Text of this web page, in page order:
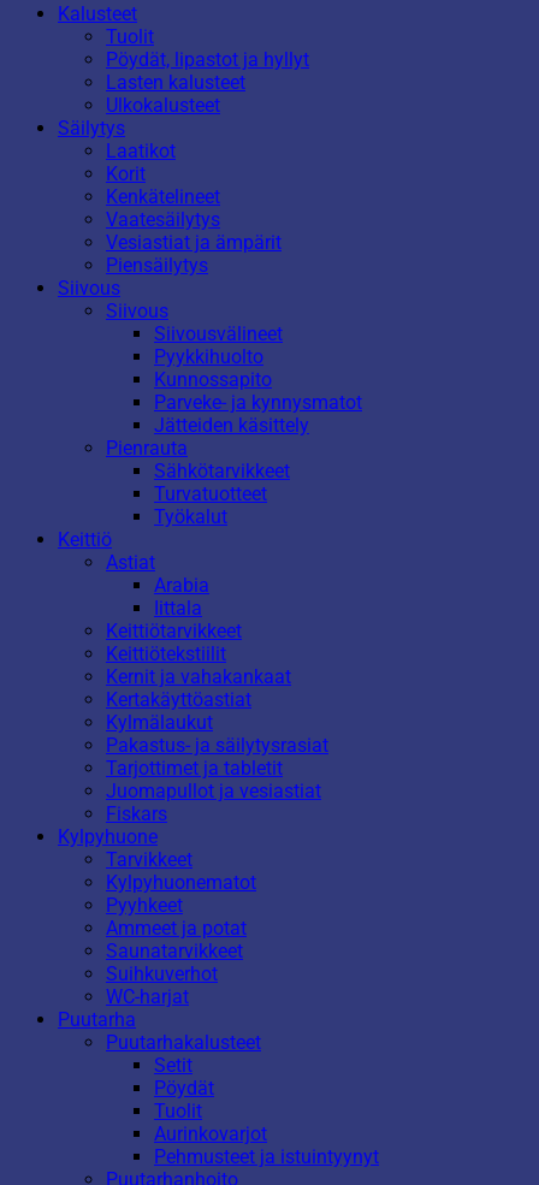
Kalusteet
Tuolit
Pöydät, lipastot ja hyllyt
Lasten kalusteet
Ulkokalusteet
Säilytys
Laatikot
Korit
Kenkätelineet
Vaatesäilytys
Vesiastiat ja ämpärit
Piensäilytys
Siivous
Siivous
Siivousvälineet
Pyykkihuolto
Kunnossapito
Parveke- ja kynnysmatot
Jätteiden käsittely
Pienrauta
Sähkötarvikkeet
Turvatuotteet
Työkalut
Keittiö
Astiat
Arabia
Iittala
Keittiötarvikkeet
Keittiötekstiilit
Kernit ja vahakankaat
Kertakäyttöastiat
Kylmälaukut
Pakastus- ja säilytysrasiat
Tarjottimet ja tabletit
Juomapullot ja vesiastiat
Fiskars
Kylpyhuone
Tarvikkeet
Kylpyhuonematot
Pyyhkeet
Ammeet ja potat
Saunatarvikkeet
Suihkuverhot
WC-harjat
Puutarha
Puutarhakalusteet
Setit
Pöydät
Tuolit
Aurinkovarjot
Pehmusteet ja istuintyynyt
Puutarhanhoito